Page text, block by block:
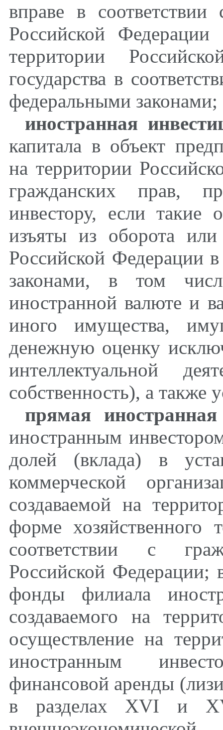
вправе в
Российской Федерации
территории
государства в
федеральными законами;
иностранная
капитала в объект
на территории
гражданских прав,
инвестору, если такие
изъяты из оборота
Российской Федерации
законами, в том
иностранной валюте и
иного имущества,
денежную оценку
интеллектуальной
собственность), а также
прямая
иностранным
долей (вклада) в
коммерческой
создаваемой на
форме хозяйственного
соответствии с
Российской Федерации;
фонды филиала
создаваемого на
осуществление на
иностранным
финансовой аренды
в разделах XVI и